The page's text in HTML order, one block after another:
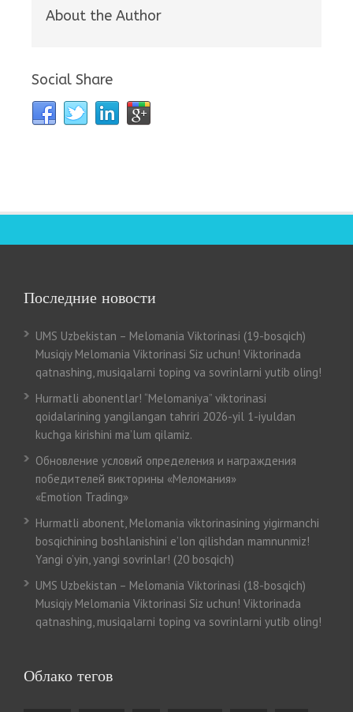
About the Author
Social Share
Последние новости
UMS Uzbekistan – Melomania Viktorinasi (19-bosqich)
Musiqiy Melomania Viktorinasi Siz uchun! Viktorinada
qatnashing, musiqalarni toping va sovrinlarni yutib oling!
Hurmatli abonentlar! “Melomaniya” viktorinasi
qoidalarining yangilangan tahriri 2026-yil 1-iyuldan
kuchga kirishini ma’lum qilamiz.
Обновление условий определения и награждения
победителей викторины «Меломания»
«Emotion Trading»
Hurmatli abonent, Melomania viktorinasining yigirmanchi
bosqichining boshlanishini e’lon qilishdan mamnunmiz!
Yangi o’yin, yangi sovrinlar! (20 bosqich)
UMS Uzbekistan – Melomania Viktorinasi (18-bosqich)
Musiqiy Melomania Viktorinasi Siz uchun! Viktorinada
qatnashing, musiqalarni toping va sovrinlarni yutib oling!
Облако тегов